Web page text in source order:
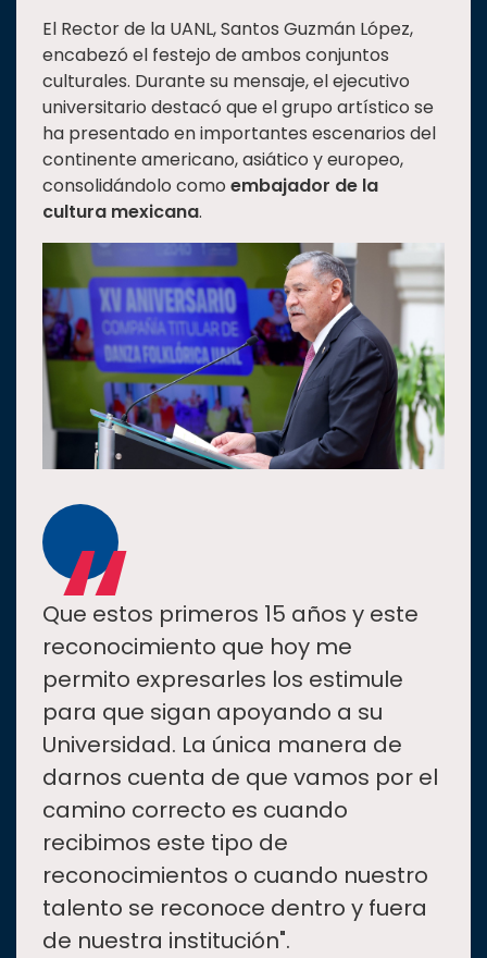
El Rector de la UANL, Santos Guzmán López,
encabezó el festejo de ambos conjuntos
culturales. Durante su mensaje, el ejecutivo
universitario destacó que el grupo artístico se
ha presentado en importantes escenarios del
continente americano, asiático y europeo,
consolidándolo como embajador de la
cultura mexicana.
“
Que estos primeros 15 años y este
reconocimiento que hoy me
permito expresarles los estimule
para que sigan apoyando a su
Universidad. La única manera de
darnos cuenta de que vamos por el
camino correcto es cuando
recibimos este tipo de
reconocimientos o cuando nuestro
talento se reconoce dentro y fuera
de nuestra institución".